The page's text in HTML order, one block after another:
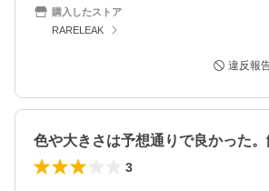
購入したストア
RARELEAK
違反報
3